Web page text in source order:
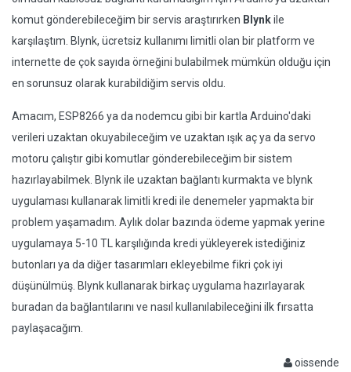
komut gönderebileceğim bir servis araştırırken Blynkile
karşılaştım. Blynk, ücretsiz kullanımı limitli olan bir platform ve
internette de çok sayıda örneğini bulabilmek mümkün olduğu için
en sorunsuz olarak kurabildiğim servis oldu.
Amacım, ESP8266 ya da nodemcu gibi bir kartla Arduino'daki
verileri uzaktan okuyabileceğim ve uzaktan ışık aç ya da servo
motoru çalıştır gibi komutlar gönderebileceğim bir sistem
hazırlayabilmek. Blynk ile uzaktan bağlantı kurmakta ve blynk
uygulaması kullanarak limitli kredi ile denemeler yapmakta bir
problem yaşamadım. Aylık dolar bazında ödeme yapmak yerine
uygulamaya 5-10 TL karşılığında kredi yükleyerek istediğiniz
butonları ya da diğer tasarımları ekleyebilme fikri çok iyi
düşünülmüş. Blynk kullanarak birkaç uygulama hazırlayarak
buradan da bağlantılarını ve nasıl kullanılabileceğini ilk fırsatta
paylaşacağım.
oissende